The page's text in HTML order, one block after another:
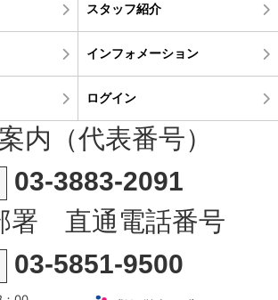
スタッフ紹介
インフォメーション
ログイン
内（代表番号）
03-3883-2091
署 直通電話番号
03-5851-9500